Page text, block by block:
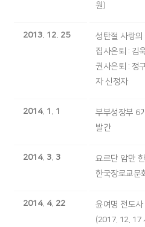
원)
2013. 12. 25
성탄절 사랑
집사은퇴 : 김
권사은퇴 : 정
자 신정자
2014. 1. 1
부부성장부 6
발간
2014. 3. 3
요르단 암만
한국장로교문
2014. 4. 22
윤여명 전도
(2017. 12. 17